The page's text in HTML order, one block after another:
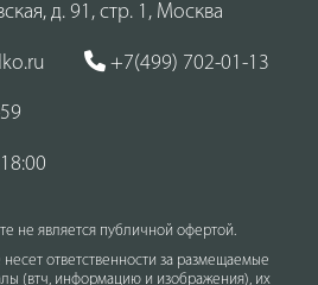
д. 91, стр. 1, Москва
+7(499) 702-01-13
не является публичной офертой.
ответственности за размещаемые
(втч, информацию и изображения), их